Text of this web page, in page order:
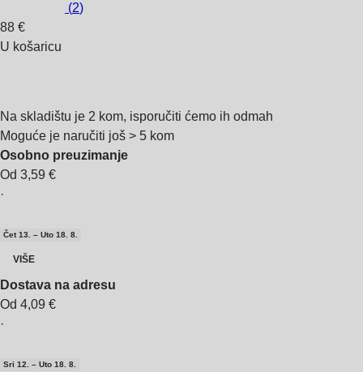
(2)
88 €
U košaricu
Na skladištu je 2 kom, isporučiti ćemo ih odmah
Moguće je naručiti još > 5 kom
Osobno preuzimanje
Od 3,59 €
·
Čet 13. – Uto 18. 8.
VIŠE
Dostava na adresu
Od 4,09 €
·
Sri 12. – Uto 18. 8.